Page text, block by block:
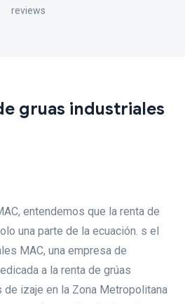
reviews
gruas industriales
entendemos que la renta de
una parte de la ecuación. s el
MAC, una empresa de
a la renta de grúas
izaje en la Zona Metropolitana